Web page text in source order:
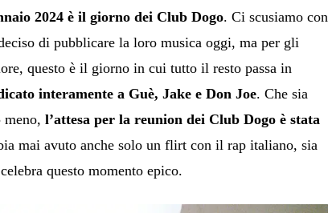
2024 è il giorno dei Club Dogo. Ci scusiamo con
di pubblicare la loro musica oggi, ma per gli
questo è il giorno in cui tutto il resto passa in
interamente a Guè, Jake e Don Joe. Che sia
meno,l’attesa per la reunion dei Club Dogo è stata
mai avuto anche solo un flirt con il rap italiano, sia
questo momento epico.